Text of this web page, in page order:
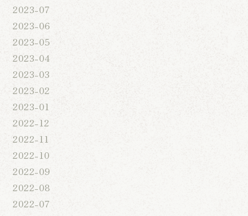
2023-07
2023-06
2023-05
2023-04
2023-03
2023-02
2023-01
2022-12
2022-11
2022-10
2022-09
2022-08
2022-07